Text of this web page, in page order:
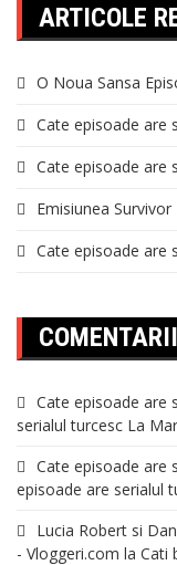
ARTICOLE
O Noua Sansa
Cate episoade are
Cate episoade are
Emisiunea
Cate episoade are
Cate episoade are
serialul turcesc La
Cate episoade are
episoade are serialul
Lucia Robert si
- Vloggeri.com la Cati